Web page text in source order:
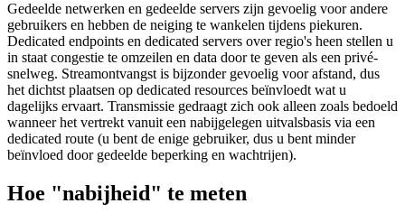
Gedeelde netwerken en gedeelde servers zijn gevoelig voor andere
gebruikers en hebben de neiging te wankelen tijdens piekuren.
Dedicated endpoints en dedicated servers over regio's heen stellen u
in staat congestie te omzeilen en data door te geven als een privé-
snelweg. Streamontvangst is bijzonder gevoelig voor afstand, dus
het dichtst plaatsen op dedicated resources beïnvloedt wat u
dagelijks ervaart. Transmissie gedraagt zich ook alleen zoals bedoeld
wanneer het vertrekt vanuit een nabijgelegen uitvalsbasis via een
dedicated route (u bent de enige gebruiker, dus u bent minder
beïnvloed door gedeelde beperking en wachtrijen).
Hoe "nabijheid" te meten